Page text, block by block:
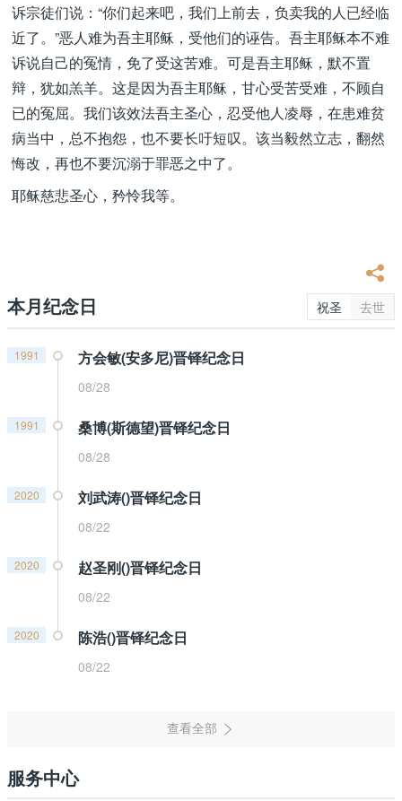
诉宗徒们说：“你们起来吧，我们上前去，负卖我的人已经临
近了。”恶人难为吾主耶稣，受他们的诬告。吾主耶稣本不难
诉说自己的冤情，免了受这苦难。可是吾主耶稣，默不置
辩，犹如羔羊。这是因为吾主耶稣，甘心受苦受难，不顾自
已的冤屈。我们该效法吾主圣心，忍受他人凌辱，在患难贫
病当中，总不抱怨，也不要长吁短叹。该当毅然立志，翻然
悔改，再也不要沉溺于罪恶之中了。
耶稣慈悲圣心，矜怜我等。
本月纪念日 祝圣 去世
1991 方会敏(安多尼)晋铎纪念日
08/28
1991 桑博(斯德望)晋铎纪念日
08/28
2020 刘武涛()晋铎纪念日
08/22
2020 赵圣刚()晋铎纪念日
08/22
2020 陈浩()晋铎纪念日
08/22
服务中心